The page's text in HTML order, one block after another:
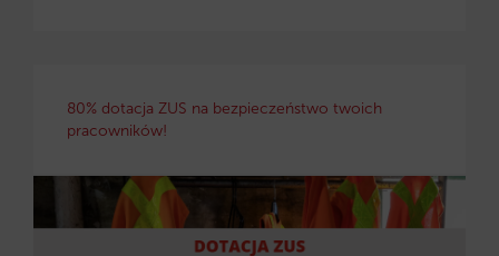
80% dotacja ZUS na bezpieczeństwo twoich
pracowników!